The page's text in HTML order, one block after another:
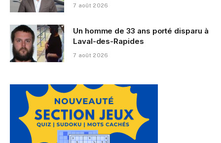
7 août 2026
Un homme de 33 ans porté disparu à
Laval-des-Rapides
7 août 2026